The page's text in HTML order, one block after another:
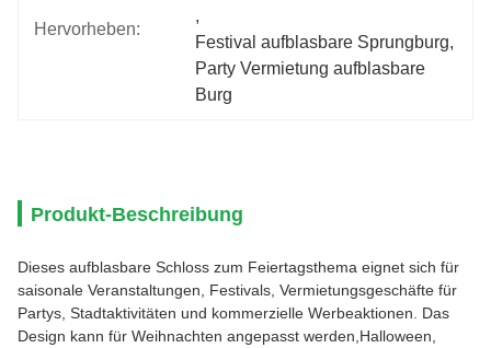
Hervorheben:
,
Festival aufblasbare Sprungburg
Party Vermietung aufblasbare
Burg
Produkt-Beschreibung
Dieses aufblasbare Schloss zum Feiertagsthema eignet sich für
saisonale Veranstaltungen, Festivals, Vermietungsgeschäfte für
Partys, Stadtaktivitäten und kommerzielle Werbeaktionen. Das
Design kann für Weihnachten angepasst werden,Halloween,